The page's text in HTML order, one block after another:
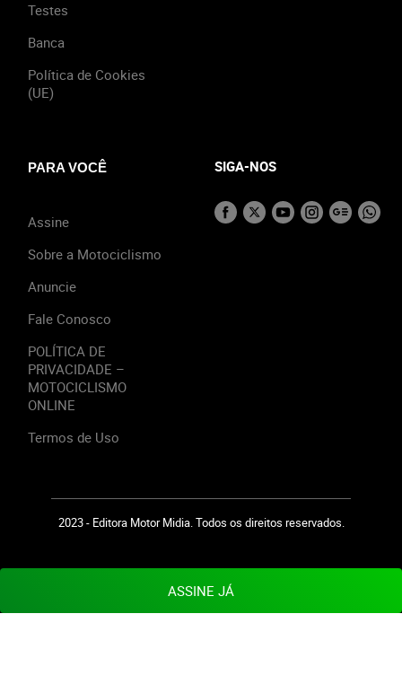
Testes
Banca
Política de Cookies
(UE)
PARA VOCÊ
Assine
Sobre a Motociclismo
Anuncie
Fale Conosco
POLÍTICA DE
PRIVACIDADE –
MOTOCICLISMO
ONLINE
Termos de Uso
SIGA-NOS
2023 - Editora Motor Midia. Todos os direitos reservados.
ASSINE JÁ